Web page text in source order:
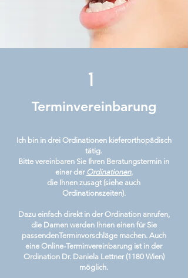
1
Terminvereinbarung
Ich bin in drei Ordinationen kieferorthopädisch
tätig.
Bitte vereinbaren Sie Ihren Beratungstermin in
einer der Ordinationen,
die Ihnen zusagt (siehe auch
Ordinationszeiten).
Dazu einfach direkt in der Ordination anrufen,
die Damen werden Ihnen einen für Sie
passendenTerminvorschläge machen. Auch
eine Online-Terminvereinbarung ist in der
Ordination Dr. Daniela Lettner (1180 Wien)
möglich.